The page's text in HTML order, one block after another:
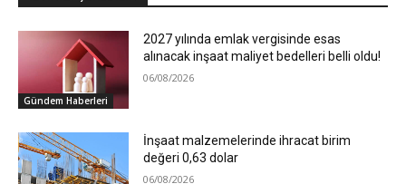
Gündem Haberleri
2027 yılında emlak vergisinde esas
alınacak inşaat maliyet bedelleri belli oldu!
06/08/2026
İnşaat malzemelerinde ihracat birim
değeri 0,63 dolar
06/08/2026